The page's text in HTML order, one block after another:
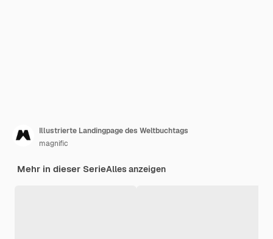
Illustrierte Landingpage des Weltbuchtags
magnific
Mehr in dieser SerieAlles anzeigen